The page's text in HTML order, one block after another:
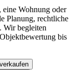
eine Wohnung oder
Planung, rechtliche
Wir begleiten
bis